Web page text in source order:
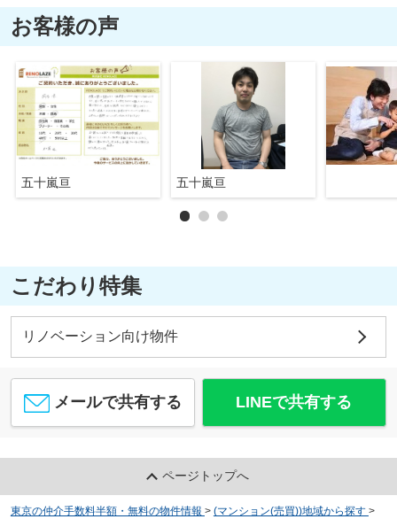
お客様の声
五十嵐亘 五十嵐亘
こだわり特集
リノベーション向け物件
メールで共有する LINEで共有する
ページトップへ
東京の仲介手数料半額・無料の物件情報 > (マンション(売買))地域から探す >